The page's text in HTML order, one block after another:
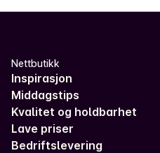
Nettbutikk
Inspirasjon
Middagstips
Kvalitet og holdbarhet
Lave priser
Bedriftslevering